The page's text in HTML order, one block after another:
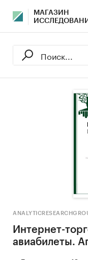
МАГАЗИН
Интернет-
авиабилеты.